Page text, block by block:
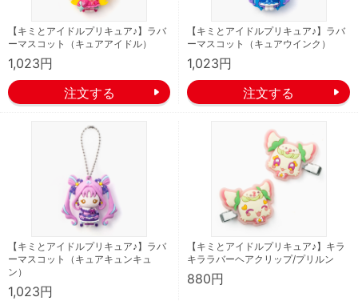
【キミとアイドルプリキュア♪】ラバ
ーマスコット（キュアアイドル）
1,023円
【キミとアイドルプリキュア♪】ラバ
ーマスコット（キュアウインク）
1,023円
【キミとアイドルプリキュア♪】ラバ
ーマスコット（キュアキュンキュ
ン）
1,023円
【キミとアイドルプリキュア♪】キラ
キララバーヘアクリップ/プリルン
880円